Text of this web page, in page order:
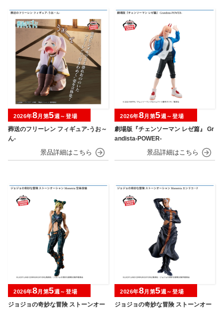
葬送のフリーレン フィギュア-うお～
ん-
2026年8月第5週～登場
劇場版『チェンソーマン レゼ篇』 Gr
andista-POWER-
2026年8月第5週～登場
ジョジョの奇妙な冒険 ストーンオー
2026年8月第5週～登場
ジョジョの奇妙な冒険 ストーンオー
2026年8月第5週～登場